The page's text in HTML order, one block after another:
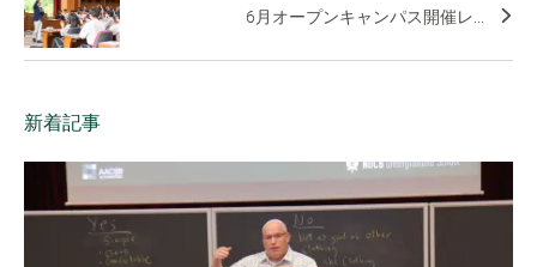
6月オープンキャンパス開催レ...
新着記事